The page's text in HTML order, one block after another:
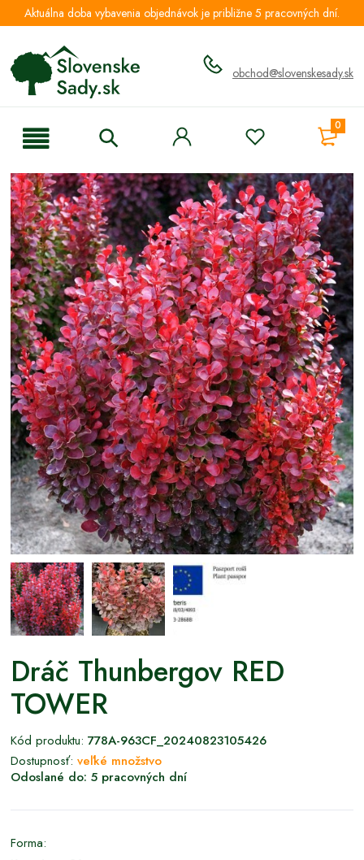
Aktuálna doba vybavenia objednávok je približne 5 pracovných dní.
obchod@slovenskesady.sk
0
Dráč Thunbergov RED
TOWER
Kód produktu: 778A-963CF_20240823105426
Dostupnosť: veľké množstvo
Odoslané do: 5 pracovných dní
Forma: